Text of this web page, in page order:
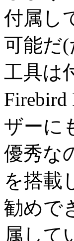
付属し
可能だ
工具は
ザーに
優秀な
を搭載
勧めで
属して